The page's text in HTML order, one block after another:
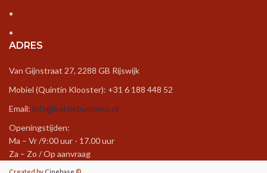
ADRES
Van Gijnstraat 27, 2288 GB Rijswijk
Mobiel (Quintin Klooster): +31 6 188 448 52
Email: info@bottlebusiness.nl
Openingstijden:
Ma – Vr /9:00 uur - 17.00 uur
Za – Zo / Op aanvraag
Created by Cinebase ©